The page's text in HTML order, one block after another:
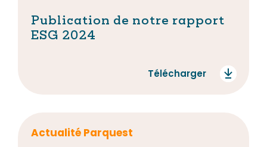
Publication de notre rapport
ESG 2024
Télécharger
Actualité Parquest